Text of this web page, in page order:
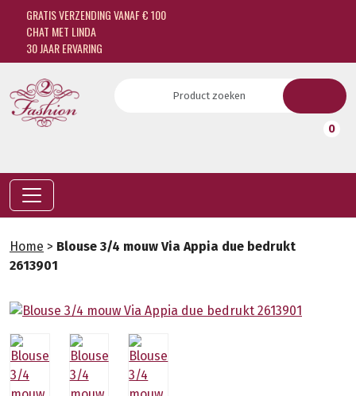
GRATIS VERZENDING VANAF € 100
CHAT MET LINDA
30 JAAR ERVARING
0
Home > Blouse 3/4 mouw Via Appia due bedrukt
2613901